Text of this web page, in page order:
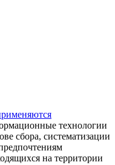
технологии
сбора, систематизации
на территории